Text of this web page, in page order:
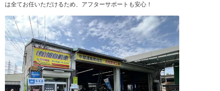
は全てお任いただけるため、アフターサポートも安心！